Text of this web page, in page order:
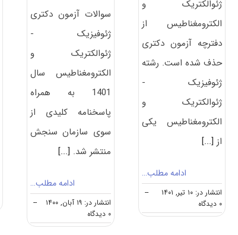
ژئوالکتریک و
الکترومغناطیس از
دفترچه آزمون دکتری
حذف شده است. رشته
ژﺋﻮﻓﻴﺰیک -
ژئوالکتریک و
الکترومغناطیس یکی
از [...]
ادامه مطلب…
انتشار در: ۱۰ تیر, ۱۴۰۱
--
۰ دیدگاه
گرایش
سوالات آزمون دکتری
ژئوفیزیک -
ژئوالکتریک و
الکترومغناطیس سال
1401 به همراه
پاسخنامه کلیدی از
سوی سازمان سنجش
منتشر شد. [...]
ادامه مطلب…
انتشار در: ۱۹ آبان, ۱۴۰۰
--
۰ دیدگاه
دانلود